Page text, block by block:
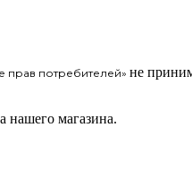
прав потребителей» не
нашего магазина.